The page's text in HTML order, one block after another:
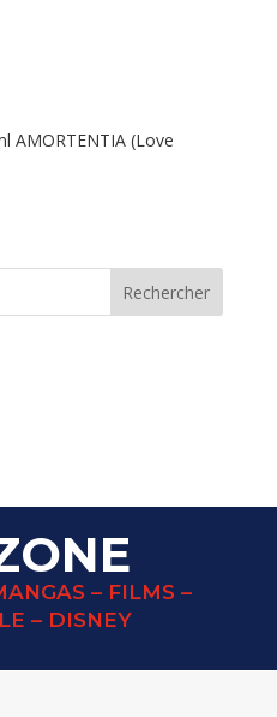
AMORTENTIA (Love
– FILMS –
– DISNEY